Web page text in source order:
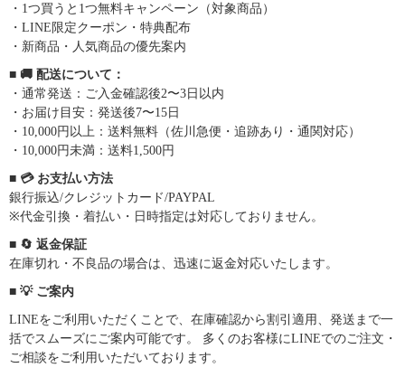
・1つ買うと1つ無料キャンペーン（対象商品）
・LINE限定クーポン・特典配布
・新商品・人気商品の優先案内
■ 🚚 配送について：
・通常発送：ご入金確認後2〜3日以内
・お届け目安：発送後7〜15日
・10,000円以上：送料無料（佐川急便・追跡あり・通関対応）
・10,000円未満：送料1,500円
■ 💳 お支払い方法
銀行振込/クレジットカード/PAYPAL
※代金引換・着払い・日時指定は対応しておりません。
■ 🔄 返金保証
在庫切れ・不良品の場合は、迅速に返金対応いたします。
■ 💡 ご案内
LINEをご利用いただくことで、在庫確認から割引適用、発送まで一
括でスムーズにご案内可能です。 多くのお客様にLINEでのご注文・
ご相談をご利用いただいております。